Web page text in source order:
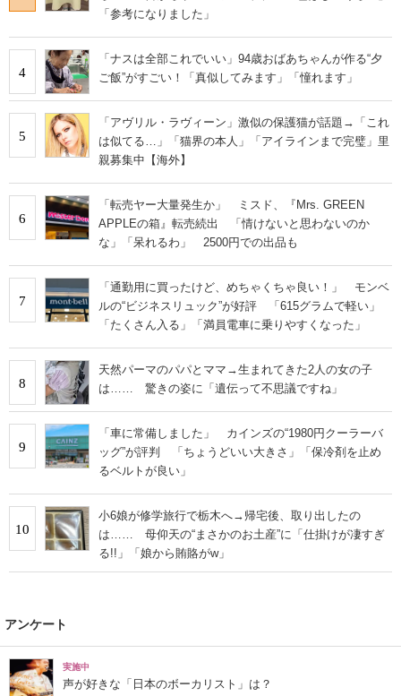
「参考になりました」
4
「ナスは全部これでいい」94歳おばあちゃんが作る“夕
ご飯”がすごい！「真似してみます」「憧れます」
5
「アヴリル・ラヴィーン」激似の保護猫が話題→「これ
は似てる…」「猫界の本人」「アイラインまで完璧」里
親募集中【海外】
6
「転売ヤー大量発生か」 ミスド、『Mrs. GREEN
APPLEの箱』転売続出 「情けないと思わないのか
な」「呆れるわ」 2500円での出品も
7
「通勤用に買ったけど、めちゃくちゃ良い！」 モンベ
ルの“ビジネスリュック”が好評 「615グラムで軽い」
「たくさん入る」「満員電車に乗りやすくなった」
8
天然パーマのパパとママ→生まれてきた2人の女の子
は…… 驚きの姿に「遺伝って不思議ですね」
9
「車に常備しました」 カインズの“1980円クーラーバ
ッグ”が評判 「ちょうどいい大きさ」「保冷剤を止め
るベルトが良い」
10
小6娘が修学旅行で栃木へ→帰宅後、取り出したの
は…… 母仰天の“まさかのお土産”に「仕掛けが凄すぎ
る!!」「娘から賄賂がw」
アンケート
実施中
声が好きな「日本のボーカリスト」は？